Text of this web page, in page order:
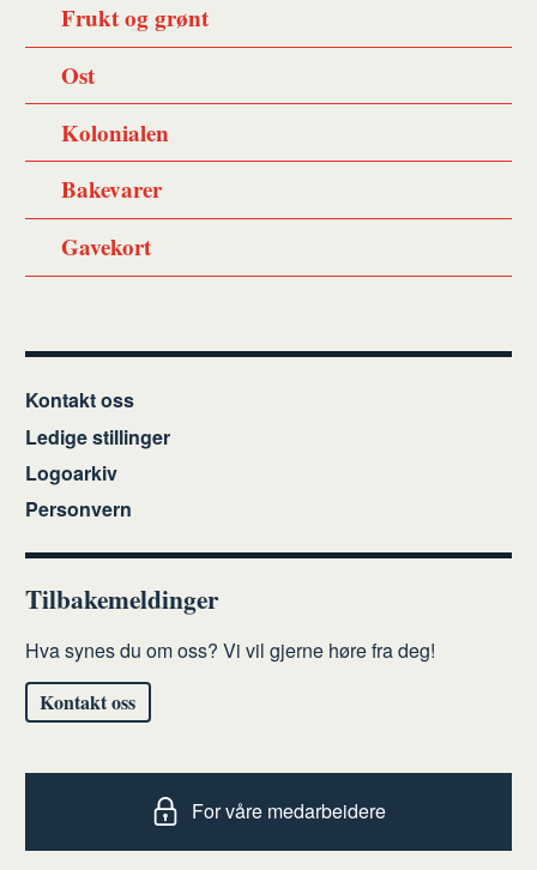
Frukt og grønt
Ost
Kolonialen
Bakevarer
Gavekort
Kontakt oss
Ledige stillinger
Logoarkiv
Personvern
Tilbakemeldinger
Hva synes du om oss? Vi vil gjerne høre fra deg!
Kontakt oss
For våre medarbeidere